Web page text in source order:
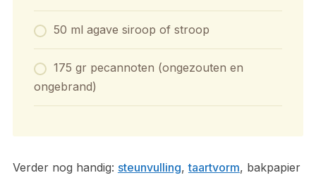
50 ml agave siroop of stroop
175 gr pecannoten (ongezouten en
ongebrand)
Verder nog handig: steunvulling,taartvorm, bakpapier